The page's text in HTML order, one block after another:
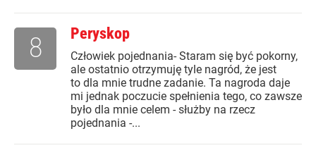
Peryskop
Człowiek pojednania- Staram się być pokorny,
ale ostatnio otrzymuję tyle nagród, że jest
to dla mnie trudne zadanie. Ta nagroda daje
mi jednak poczucie spełnienia tego, co zawsze
było dla mnie celem - służby na rzecz
pojednania -...
8